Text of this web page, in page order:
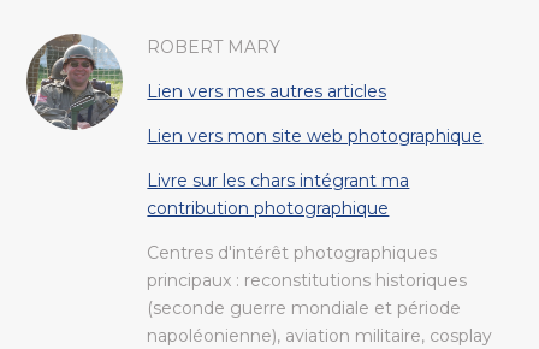
ROBERT MARY
Lien vers mes autres articles
Lien vers mon site web photographique
Livre sur les chars intégrant ma
contribution photographique
Centres d'intérêt photographiques
principaux : reconstitutions historiques
(seconde guerre mondiale et période
napoléonienne), aviation militaire, cosplay